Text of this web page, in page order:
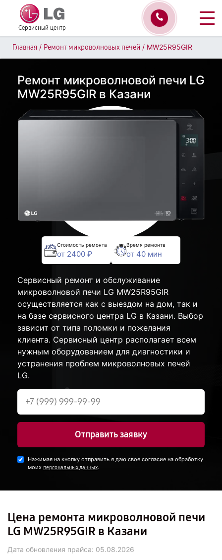
Сервисный центр
Главная / Ремонт микроволновых печей / MW25R95GIR
Ремонт микроволновой печи LG
MW25R95GIR в Казани
Стоимость ремонта
от 2400 ₽
Время ремонта
от 40 мин
Сервисный ремонт и обслуживание
микроволновой печи LG MW25R95GIR
осуществляется как с выездом на дом, так и
на базе сервисного центра LG в Казани. Выбор
зависит от типа поломки и пожелания
клиента. Сервисный центр располагает всем
нужным оборудованием для диагностики и
устранения проблем микроволновых печей
LG.
Отправить заявку
Нажимая на кнопку отправить я даю свое согласие на обработку
моих персональных данных.
Цена ремонта микроволновой печи
LG MW25R95GIR в Казани
Дата обновления прайса: 05.08.2026